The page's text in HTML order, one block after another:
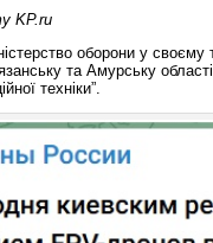
KP.ru
оборони у
та Амурську
техніки”.